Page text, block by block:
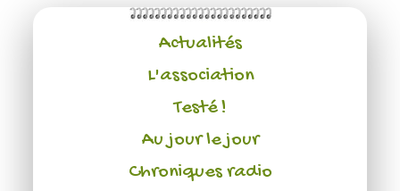
Actualités
L'association
Testé !
Au jour le jour
Chroniques radio